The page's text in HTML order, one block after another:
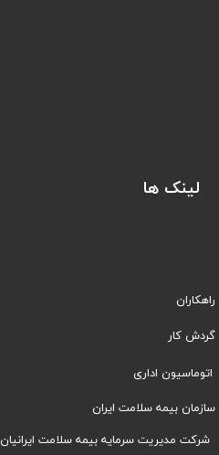
لینک ها
راهکاران
​​گردش کار
اتوماسیون اداری
سازمان بیمه سلامت ایران
شرکت مدیریت سرمایه بیمه سلامت ایرانیان